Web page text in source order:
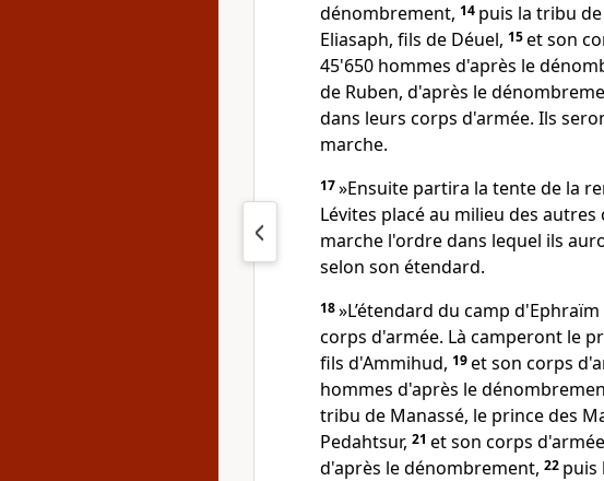
dénombrement, 14 puis la tribu
Eliasaph, fils de Déuel, 15et son
45'650 hommes d'après le
de Ruben, d'après le
dans leurs corps d'armée. Ils
marche.
17»Ensuite partira la tente de la
Lévites placé au milieu des
marche l'ordre dans lequel ils
selon son étendard.
18»L’étendard du camp
corps d'armée. Là camperont le
fils d'Ammihud, 19et son corps
hommes d'après le
tribu de Manassé, le prince des
Pedahtsur, 21 et son corps
d'après le dénombrement, 22 puis